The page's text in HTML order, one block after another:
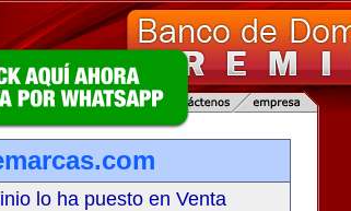
lo ha puesto en Venta